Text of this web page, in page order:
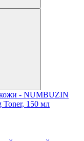
кожи - NUMBUZIN
150 мл